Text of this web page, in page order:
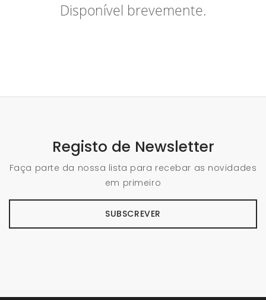
Disponível brevemente.
Registo de Newsletter
Faça parte da nossa lista para recebar as novidades
em primeiro
SUBSCREVER